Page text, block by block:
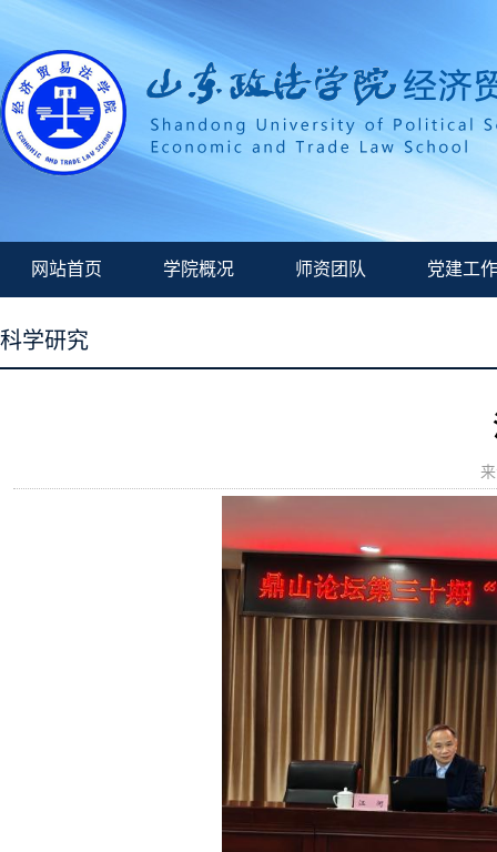
网站首页 学院概况 师资团队 党建工作
科学研究